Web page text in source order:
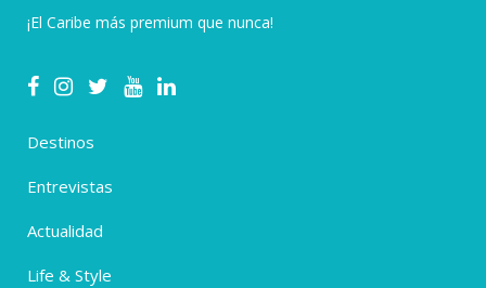
¡El Caribe más premium que nunca!
Destinos
Entrevistas
Actualidad
Life & Style